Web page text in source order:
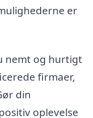
er
nemt og hurtigt
firmaer,
din
oplevelse